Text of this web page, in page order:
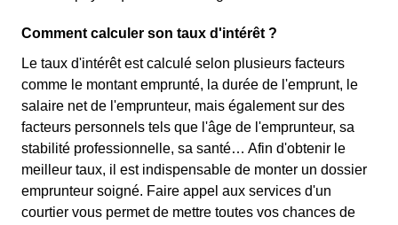
Comment calculer son taux d'intérêt ?
Le taux d'intérêt est calculé selon plusieurs facteurs
comme le montant emprunté, la durée de l'emprunt, le
salaire net de l'emprunteur, mais également sur des
facteurs personnels tels que l'âge de l'emprunteur, sa
stabilité professionnelle, sa santé… Afin d'obtenir le
meilleur taux, il est indispensable de monter un dossier
emprunteur soigné. Faire appel aux services d'un
courtier vous permet de mettre toutes vos chances de